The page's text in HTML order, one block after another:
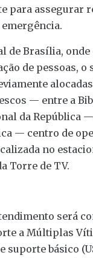
para assegurar
de Brasília, onde
de pessoas, o
— entre a
da República
— centro de
no
Torre de TV.
será
a Múltiplas
suporte básico